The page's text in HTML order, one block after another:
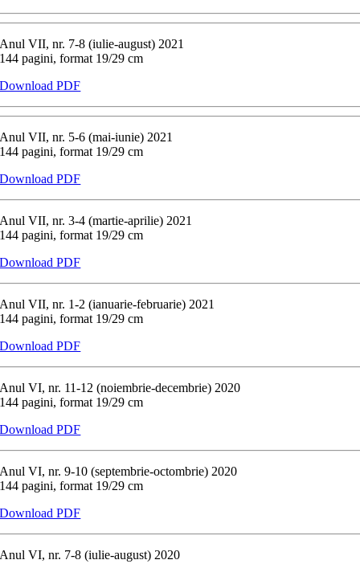
Anul VII, nr. 7-8 (iulie-august) 2021
144 pagini, format 19/29 cm
Download PDF
Anul VII, nr. 5-6 (mai-iunie) 2021
144 pagini, format 19/29 cm
Download PDF
Anul VII, nr. 3-4 (martie-aprilie) 2021
144 pagini, format 19/29 cm
Download PDF
Anul VII, nr. 1-2 (ianuarie-februarie) 2021
144 pagini, format 19/29 cm
Download PDF
Anul VI, nr. 11-12 (noiembrie-decembrie) 2020
144 pagini, format 19/29 cm
Download PDF
Anul VI, nr. 9-10 (septembrie-octombrie) 2020
144 pagini, format 19/29 cm
Download PDF
Anul VI, nr. 7-8 (iulie-august) 2020